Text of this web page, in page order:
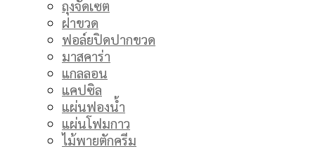
ถุงจัดเซต
ฝาขวด
ฟอล์ยปิดปากขวด
มาสคาร่า
แกลลอน
แคปซิล
แผ่นฟองน้ำ
แผ่นโฟมกาว
ไม้พายตักครีม